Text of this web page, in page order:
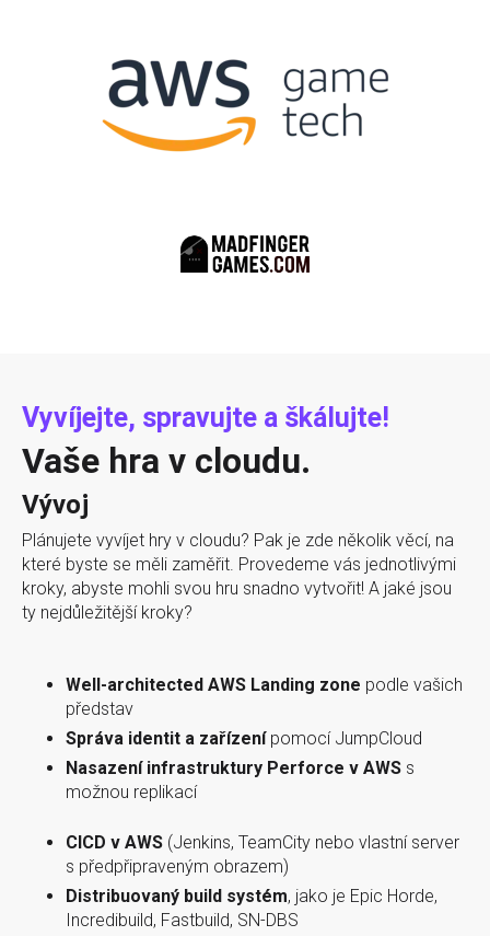
Vyvíjejte, spravujte a škálujte!
Vaše hra v cloudu.
Vývoj
Plánujete vyvíjet hry v cloudu? Pak je zde několik věcí, na
které byste se měli zaměřit. Provedeme vás jednotlivými
kroky, abyste mohli svou hru snadno vytvořit! A jaké jsou
ty nejdůležitější kroky?
Well-architected AWS Landing zone podle vašich
představ
Správa identit a zařízenípomocí JumpCloud
Nasazení infrastruktury Perforce v AWS s
možnou replikací
CICD v AWS (Jenkins, TeamCity nebo vlastní server
s předpřipraveným obrazem)
Distribuovaný build systém, jako je Epic Horde,
Incredibuild, Fastbuild, SN-DBS